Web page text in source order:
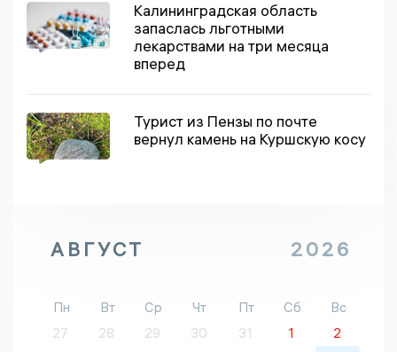
Калининградская область
запаслась льготными
лекарствами на три месяца
вперед
Турист из Пензы по почте
вернул камень на Куршскую косу
АВГУСТ 2026
Пн Вт Ср Чт Пт Сб
Вс
27
28 29 30 31 1
2